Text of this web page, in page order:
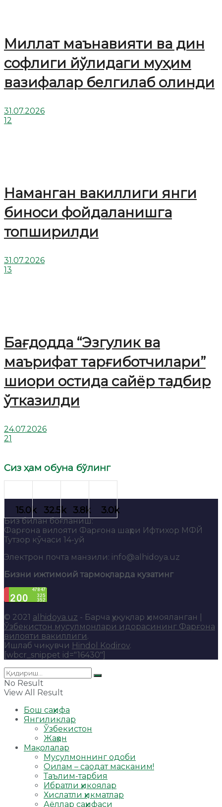
Миллат маънавияти ва дин
софлиги йўлидаги муҳим
вазифалар белгилаб олинди
31.07.2026
12
Наманган вакиллиги янги
биноси фойдаланишга
топширилди
31.07.2026
13
Бағдодда “Эзгулик ва
маърифат тарғиботчилари”
шиори остида сайёр тадбир
ўтказилди
24.07.2026
21
Сиз ҳам обуна бўлинг
Биз билан боғланиш:
Фарғона вилояти Фарғона шаҳри Ифтихор МФЙ
Тутзор кўчаси 14-уй
Электрон почта манзили: info@alhidoya.uz
Бизни ижтимоий тармоқларда кузатинг
© 2021 alhidoya.uz - Барча ҳуқуқлар ҳимояланган |
Ўзбекистон мусулмонлари идорасининг Фарғона
вилояти вакиллиги.
Ишлаб чиқувчи Hindol Kodirov.
[wbcr_snippet id="16430"]
No Result
View All Result
Бош саҳифа
Янгиликлар
Ўзбекистон
Жаҳон
Мақолалар
Мусулмоннинг одоби
Оилам – саодат масканим!
Таълим-тарбия
Ибратли ҳикоялар
Хислатли ҳикматлар
Аёллар саҳифаси